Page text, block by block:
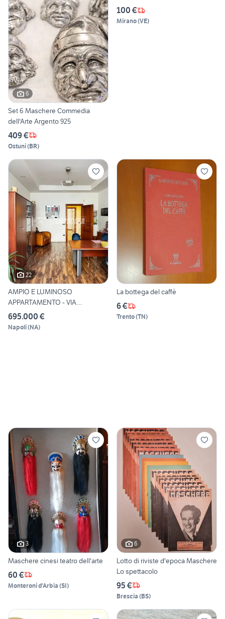
6
Set 6 Maschere Commedia
dell'Arte Argento 925
409 €
Ostuni(BR)
100 €
Mirano(VE)
22
AMPIO E LUMINOSO
APPARTAMENTO - VIA
MELISURGO
695.000 €
Napoli(NA)
La bottega del caffè
6 €
Trento(TN)
3
Maschere cinesi teatro dell'arte
60 €
Monteroni d'Arbia (SI)
6
Lotto di riviste d'epoca Maschere
Lo spettacolo
95 €
Brescia (BS)